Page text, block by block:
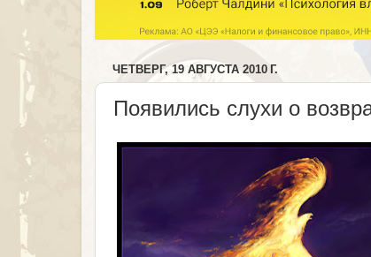
ЧЕТВЕРГ, 19 АВГУСТА 2010 Г.
Появились слухи о